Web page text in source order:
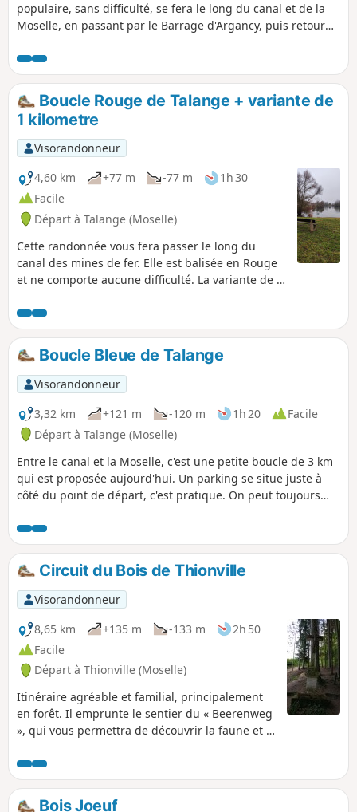
populaire, sans difficulté, se fera le long du canal et de la
Moselle, en passant par le Barrage d'Argancy, puis retour
Boucle Rouge de Talange + variante de
1 kilometre
Visorandonneur
4,60 km
+77 m -77 m
1h 30
Facile
Départ à Talange (Moselle)
Cette randonnée vous fera passer le long du
canal des mines de fer. Elle est balisée en Rouge
et ne comporte aucune difficulté. La variante de 1
de l'étang de Mancourt, il y a deux panneaux
indicatifs
Boucle Bleue de Talange
Visorandonneur
3,32 km
+121 m -120 m 1h 20
Facile
Départ à Talange (Moselle)
Entre le canal et la Moselle, c'est une petite boucle de 3 km
qui est proposée aujourd'hui. Un parking se situe juste à
côté du point de départ, c'est pratique. On peut toujours
soit vers le Nord ou le Sud, ce chemin de halage nous offre,
en toute sécurité, de nombreux kilomètres à parcourir.
Circuit du Bois de Thionville
Visorandonneur
8,65 km
+135 m -133 m
2h 50
Facile
Départ à Thionville (Moselle)
Itinéraire agréable et familial, principalement
en forêt. Il emprunte le sentier du « Beerenweg
», qui vous permettra de découvrir la faune et la
Bois Joeuf